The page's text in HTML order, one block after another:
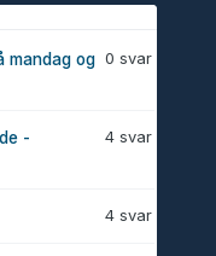
0 svar
mandag og
4 svar
-
4 svar